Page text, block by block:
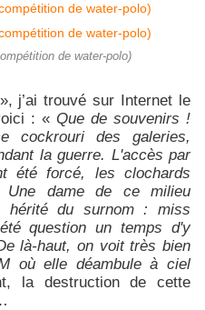
de water-polo)
j’ai trouvé sur Internet le
: « Que de souvenirs !
cockrouri des galeries,
la guerre. L'accès par
été forcé, les clochards
dame de ce milieu
hérité du surnom : miss
question un temps d'y
là-haut, on voit très bien
où elle déambule à ciel
la destruction de cette